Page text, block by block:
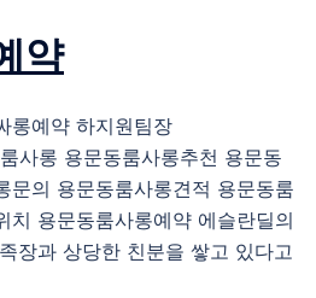
약
롱예약 하지원팀장
사롱 용문동룸사롱추천 용문동
문의 용문동룸사롱견적 용문동룸
치 용문동룸사롱예약 에슬란딜의
장과 상당한 친분을 쌓고 있다고